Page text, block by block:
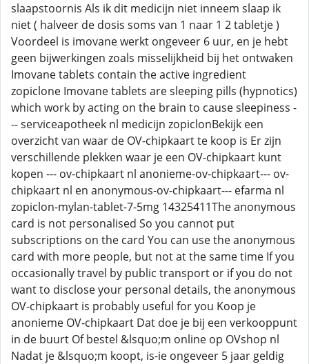
slaapstoornis Als ik dit medicijn niet inneem slaap ik
niet ( halveer de dosis soms van 1 naar 1 2 tabletje )
Voordeel is imovane werkt ongeveer 6 uur, en je hebt
geen bijwerkingen zoals misselijkheid bij het ontwaken
Imovane tablets contain the active ingredient
zopiclone Imovane tablets are sleeping pills (hypnotics)
which work by acting on the brain to cause sleepiness -
-- serviceapotheek nl medicijn zopiclonBekijk een
overzicht van waar de OV-chipkaart te koop is Er zijn
verschillende plekken waar je een OV-chipkaart kunt
kopen --- ov-chipkaart nl anonieme-ov-chipkaart--- ov-
chipkaart nl en anonymous-ov-chipkaart--- efarma nl
zopiclon-mylan-tablet-7-5mg 14325411The anonymous
card is not personalised So you cannot put
subscriptions on the card You can use the anonymous
card with more people, but not at the same time If you
occasionally travel by public transport or if you do not
want to disclose your personal details, the anonymous
OV-chipkaart is probably useful for you Koop je
anonieme OV-chipkaart Dat doe je bij een verkooppunt
in de buurt Of bestel &lsquo;m online op OVshop nl
Nadat je &lsquo;m koopt, is-ie ongeveer 5 jaar geldig